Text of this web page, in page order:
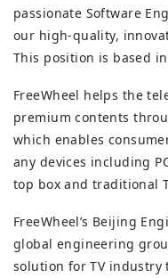
passionate Software
our high-quality,
This position is based
FreeWheel helps the
premium contents
which enables
any devices including
top box and traditional
FreeWheel’s Beijing
global engineering
solution for TV